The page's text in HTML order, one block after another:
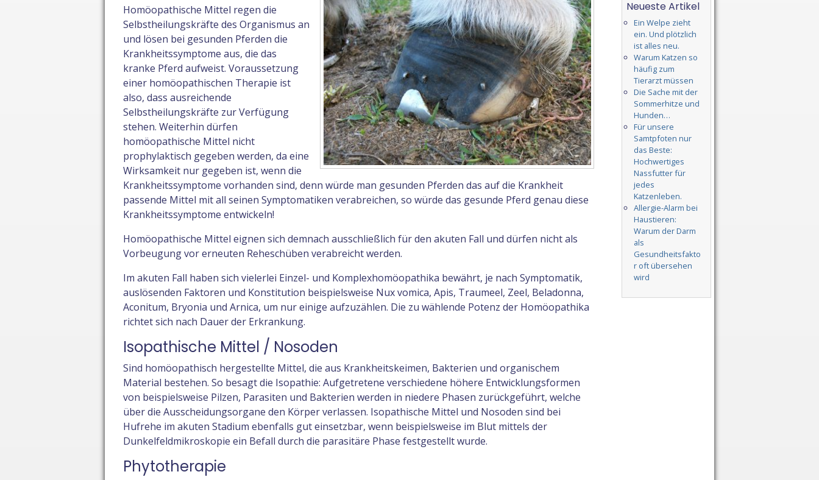
Homöopathische Mittel regen die
Selbstheilungskräfte des Organismus an
und lösen bei gesunden Pferden die
Krankheitssymptome aus, die das
kranke Pferd aufweist. Voraussetzung
einer homöopathischen Therapie ist
also, dass ausreichende
Selbstheilungskräfte zur Verfügung
stehen. Weiterhin dürfen
homöopathische Mittel nicht
prophylaktisch gegeben werden, da eine
Wirksamkeit nur gegeben ist, wenn die
Krankheitssymptome vorhanden sind, denn würde man gesunden Pferden das auf die Krankheit
passende Mittel mit all seinen Symptomatiken verabreichen, so würde das gesunde Pferd genau diese
Krankheitssymptome entwickeln!
Homöopathische Mittel eignen sich demnach ausschließlich für den akuten Fall und dürfen nicht als
Vorbeugung vor erneuten Reheschüben verabreicht werden.
Im akuten Fall haben sich vielerlei Einzel- und Komplexhomöopathika bewährt, je nach Symptomatik,
auslösenden Faktoren und Konstitution beispielsweise Nux vomica, Apis, Traumeel, Zeel, Beladonna,
Aconitum, Bryonia und Arnica, um nur einige aufzuzählen. Die zu wählende Potenz der Homöopathika
richtet sich nach Dauer der Erkrankung.
Isopathische Mittel / Nosoden
Sind homöopathisch hergestellte Mittel, die aus Krankheitskeimen, Bakterien und organischem
Material bestehen. So besagt die Isopathie: Aufgetretene verschiedene höhere Entwicklungsformen
von beispielsweise Pilzen, Parasiten und Bakterien werden in niedere Phasen zurückgeführt, welche
über die Ausscheidungsorgane den Körper verlassen. Isopathische Mittel und Nosoden sind bei
Hufrehe im akuten Stadium ebenfalls gut einsetzbar, wenn beispielsweise im Blut mittels der
Dunkelfeldmikroskopie ein Befall durch die parasitäre Phase festgestellt wurde.
Phytotherapie
Neueste Artikel
Ein Welpe zieht
ein. Und plötzlich
ist alles neu.
Warum Katzen so
häufig zum
Tierarzt müssen
Die Sache mit der
Sommerhitze und
Hunden…
Für unsere
Samtpfoten nur
das Beste:
Hochwertiges
Nassfutter für
jedes
Katzenleben.
Allergie-Alarm bei
Haustieren:
Warum der Darm
als
Gesundheitsfakto
r oft übersehen
wird